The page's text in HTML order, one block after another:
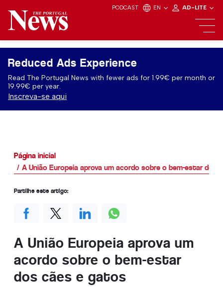
PODCAST EN AD-LITE
Reduced Ads Experience
Read The Portugal News with fewer ads for 1.99€ per month or
19.99€ per year.
Inscreva-se aqui
Página inicial
A União Europeia aprova um acordo sobre o bem-estar dos
A União Europeia aprova um
acordo sobre o bem-estar
dos cães e gatos
Partilhe este artigo: